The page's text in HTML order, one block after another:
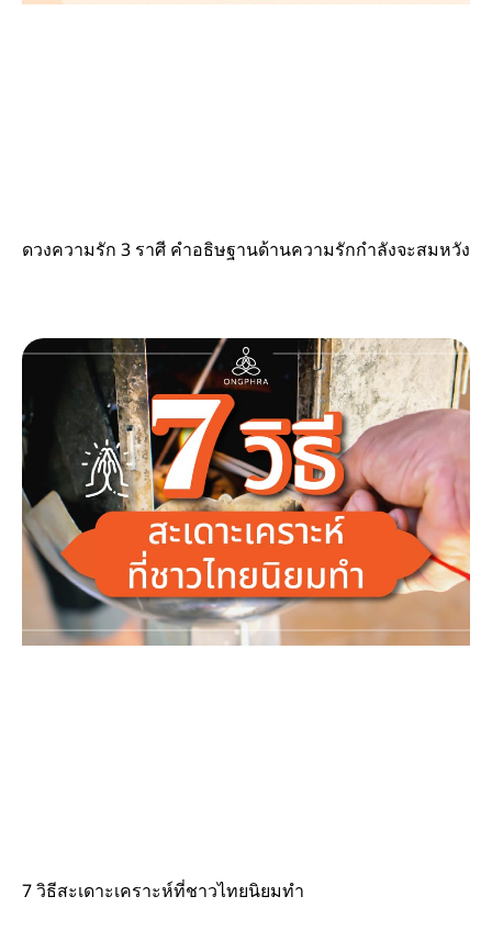
ดวงความรัก 3 ราศี คำอธิษฐานด้านความรักกำลังจะสมหวัง
7 วิธีสะเดาะเคราะห์ที่ชาวไทยนิยมทำ